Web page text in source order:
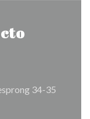
34-35
en una nueva